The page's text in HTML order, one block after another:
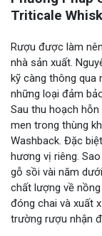
Triticale
Rượu được làm
nhà sản xuất.
kỹ càng thông qua
những loại đảm
Sau thu hoạch
men trong thùng
Washback. Đặc
hương vị riêng.
gỗ sồi vài năm
chất lượng về
đóng chai và xuất
trường rượu nhận